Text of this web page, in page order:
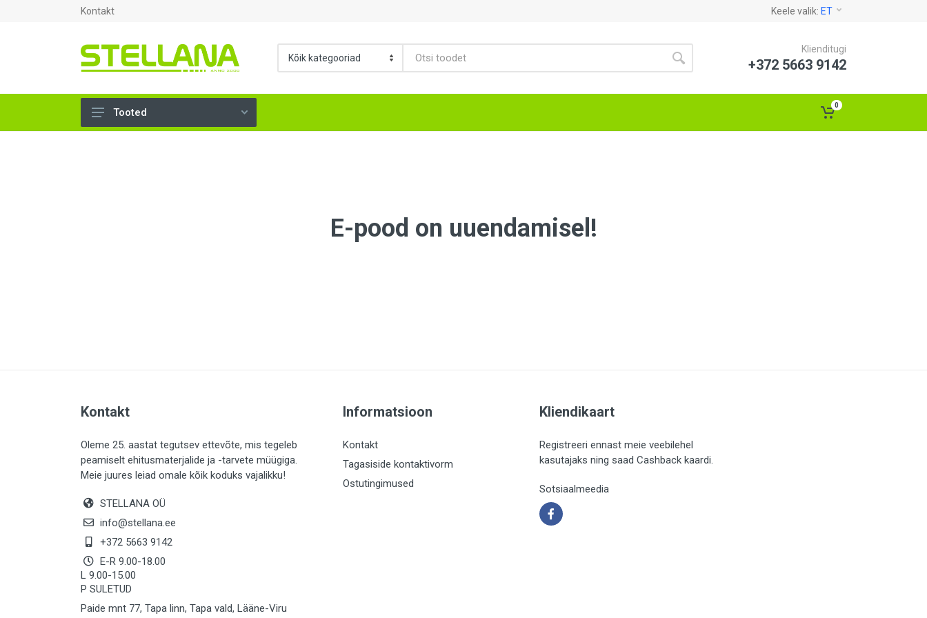
Kontakt Keele valik: ET
Klienditugi
+372 5663 9142
LIISTUD (183)
KIVID (31)
KATTED (132)
MAALRITARBED (1025)
SOOJUSTUS (16)
KEEMIA (220)
TÖÖRIIDED (117)
SAUN (8)
Tooted
0
E-pood on uuendamisel!
Kontakt
Oleme 25. aastat tegutsev ettevõte, mis tegeleb
peamiselt ehitusmaterjalide ja -tarvete müügiga.
Meie juures leiad omale kõik koduks vajalikku!
STELLANA OÜ
info@stellana.ee
+372 5663 9142
E-R 9.00-18.00
L 9.00-15.00
P SULETUD
Paide mnt 77, Tapa linn, Tapa vald, Lääne-Viru
Informatsioon
Kontakt
Tagasiside kontaktivorm
Ostutingimused
Kliendikaart
Registreeri ennast meie veebilehel
kasutajaks ning saad Cashback kaardi.
Sotsiaalmeedia